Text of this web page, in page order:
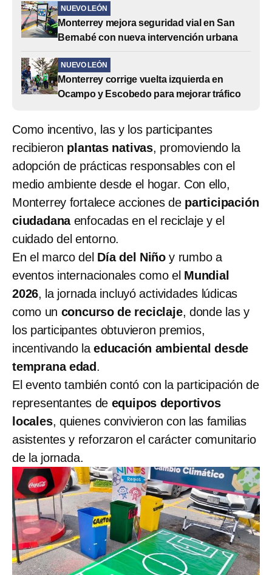
NUEVO LEÓN
Monterrey mejora seguridad vial en San
Bernabé con nueva intervención urbana
NUEVO LEÓN
Monterrey corrige vuelta izquierda en
Ocampo y Escobedo para mejorar tráfico
Como incentivo, las y los participantes
recibieron plantas nativas, promoviendo la
adopción de prácticas responsables con el
medio ambiente desde el hogar. Con ello,
Monterrey fortalece acciones de participación
ciudadanaenfocadas en el reciclaje y el
cuidado del entorno.
En el marco del Día del Niño y rumbo a
eventos internacionales como el Mundial
2026, la jornada incluyó actividades lúdicas
como un concurso de reciclaje, donde las y
los participantes obtuvieron premios,
incentivando laeducación ambiental desde
temprana edad .
El evento también contó con la participación de
representantes de equipos deportivos
locales, quienes convivieron con las familias
asistentes y reforzaron el carácter comunitario
de la jornada.